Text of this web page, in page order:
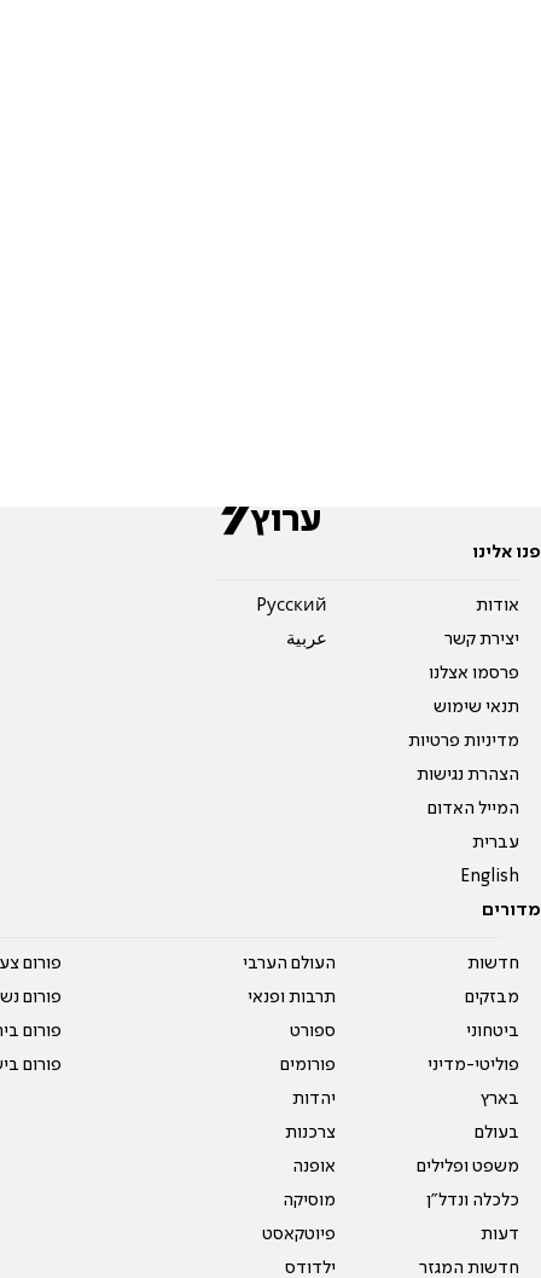
פנו אלינו
אודות
יצירת קשר
פרסמו אצלנו
תנאי שימוש
מדיניות פרטיות
הצהרת נגישות
המייל האדום
עברית
English
Pусский
عربية
מדורים
חדשות
מבזקים
ביטחוני
פוליטי-מדיני
בארץ
בעולם
משפט ופלילים
כלכלה ונדל"ן
דעות
חדשות המגזר
העולם הערבי
תרבות ופנאי
ספורט
פורומים
יהדות
צרכנות
אופנה
מוסיקה
פיוטקאסט
ילדודס
פורום
פורום
פורום
פורום